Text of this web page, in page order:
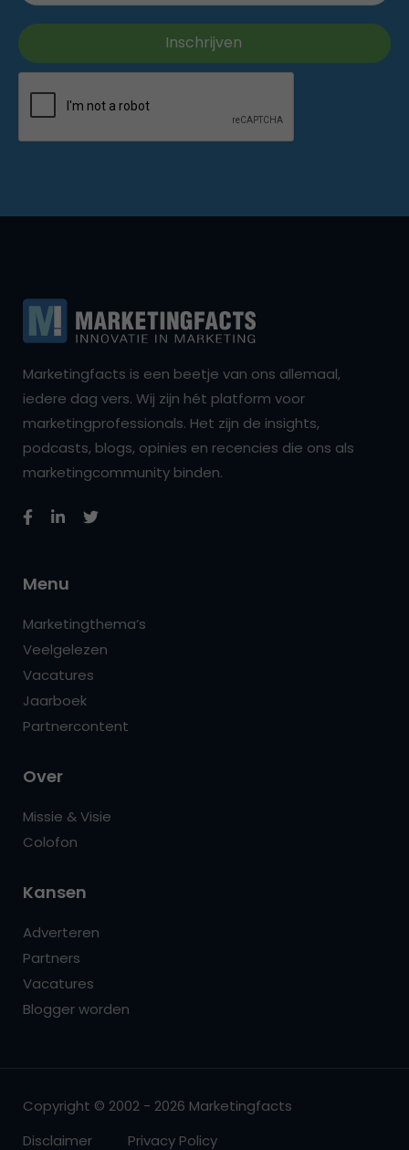
Marketingfacts is een beetje van ons allemaal,
iedere dag vers. Wij zijn hét platform voor
marketingprofessionals. Het zijn de insights,
podcasts, blogs, opinies en recencies die ons als
marketingcommunity binden.
Menu
Marketingthema’s
Veelgelezen
Vacatures
Jaarboek
Partnercontent
Over
Missie & Visie
Colofon
Kansen
Adverteren
Partners
Vacatures
Blogger worden
Copyright © 2002 - 2026 Marketingfacts
Disclaimer
Privacy Policy